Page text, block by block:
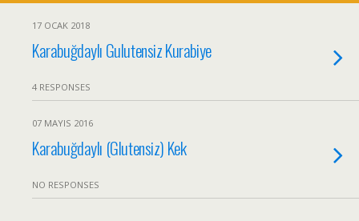
17 OCAK 2018
Karabuğdaylı Gulutensiz Kurabiye
4 RESPONSES
07 MAYIS 2016
Karabuğdaylı (Glutensiz) Kek
NO RESPONSES